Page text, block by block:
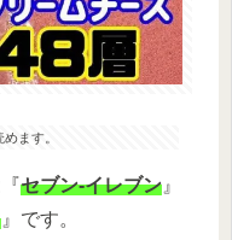
めます。
セブン-イレブン 』
』です。